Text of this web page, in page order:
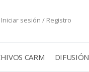
Iniciar sesión / Registro
CARM